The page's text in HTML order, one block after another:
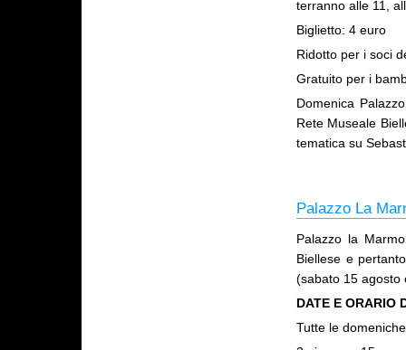
terranno alle 11,
Biglietto: 4 euro
Ridotto per i soci
Gratuito per i
Domenica
Rete Museale
tematica su
Palazzo La
Palazzo la
Biellese e
(sabato 15 agosto
DATE E ORARIO
Tutte le